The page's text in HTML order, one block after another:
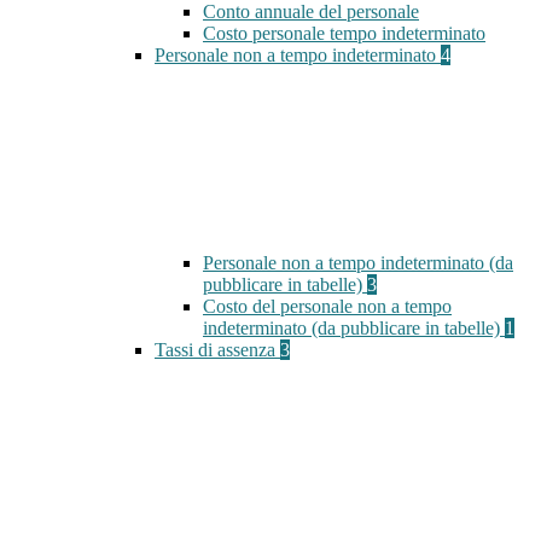
Conto annuale del personale
Costo personale tempo indeterminato
Personale non a tempo indeterminato 4
Personale non a tempo indeterminato (da
pubblicare in tabelle) 3
Costo del personale non a tempo
indeterminato (da pubblicare in tabelle) 1
Tassi di assenza 3